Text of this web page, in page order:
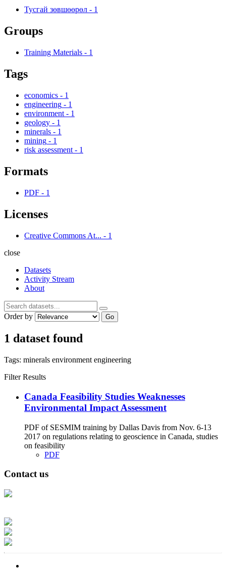
Тусгай зөвшөөрөл - 1
Groups
Training Materials - 1
Tags
economics - 1
engineering - 1
environment - 1
geology - 1
minerals - 1
mining - 1
risk assessment - 1
Formats
PDF - 1
Licenses
Creative Commons At... - 1
close
Datasets
Activity Stream
About
Order by Go
1 dataset found
Tags: minerals environment engineering
Filter Results
Canada Feasibility Studies Weaknesses
Environmental Impact Assessment
PDF of SESMIM training by Dallas Davis from Nov. 6-13
2017 on regulations relating to geoscience in Canada, studies
on feasibility
PDF
Contact us